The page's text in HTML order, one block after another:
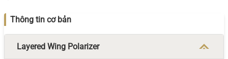
Thông tin cơ bản
Layered Wing Polarizer